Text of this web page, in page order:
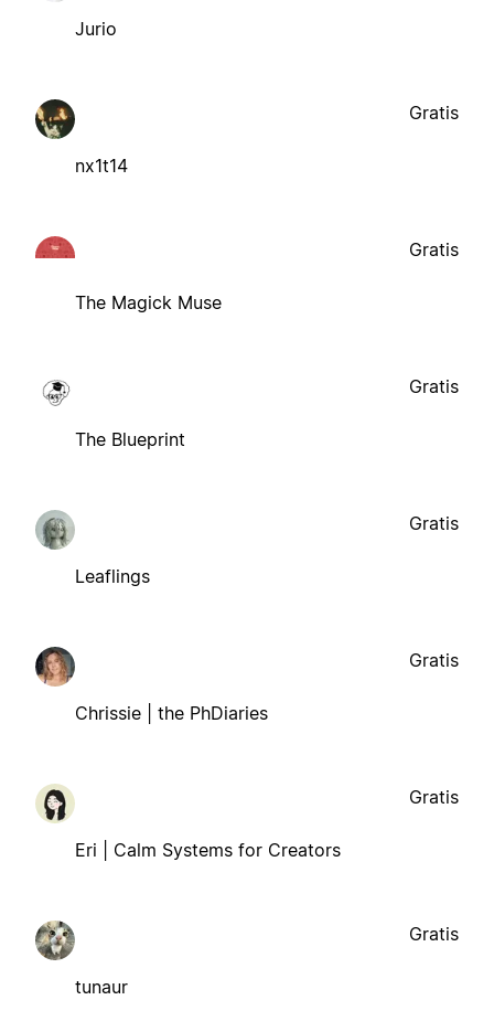
Jurio
nx1t14
Gratis
The Magick Muse
Gratis
The Blueprint
Gratis
Leaflings
Gratis
Chrissie | the PhDiaries
Gratis
Eri | Calm Systems for Creators
Gratis
tunaur
Gratis